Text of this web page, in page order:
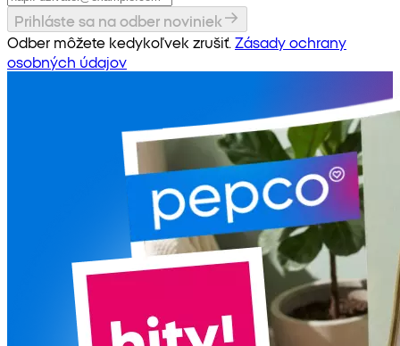
Prihláste sa na odber noviniek
Odber môžete kedykoľvek zrušiť. Zásady ochrany
osobných údajov